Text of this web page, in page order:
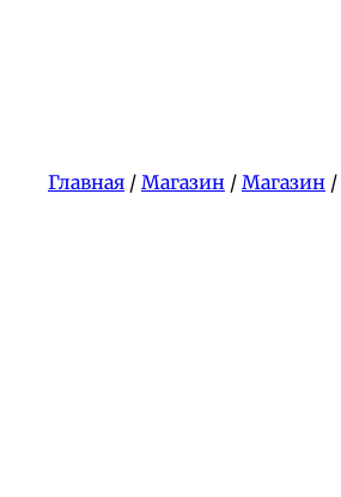
Главная / Магазин / Магазин /